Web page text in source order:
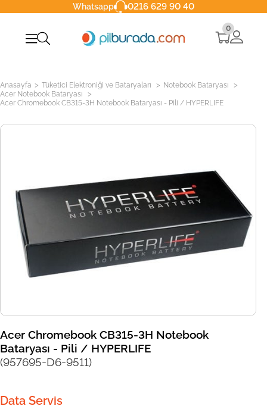
Whatsapp 0216 629 90 40
0
Anasayfa > Tüketici Elektroniği ve Bataryaları > Notebook Bataryası >
Acer Notebook Bataryası >
Acer Chromebook CB315-3H Notebook Bataryası - Pili / HYPERLIFE
Acer Chromebook CB315-3H Notebook
Bataryası - Pili / HYPERLIFE
(957695-D6-9511)
Data Servis